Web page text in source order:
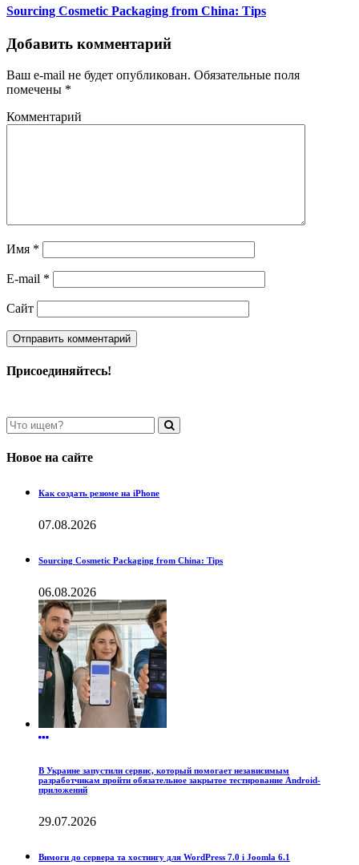
Sourcing Cosmetic Packaging from China: Tips
Добавить комментарий
Ваш e-mail не будет опубликован. Обязательные поля
помечены *
Комментарий
Имя *
E-mail *
Сайт
Присоединяйтесь!
Новое на сайте
Как создать резюме на iPhone
07.08.2026
Sourcing Cosmetic Packaging from China: Tips
06.08.2026
В Украине запустили сервис, который помогает независимым
разработчикам пройти обязательное закрытое тестирование Android-
приложений
29.07.2026
Вимоги до сервера та хостингу для WordPress 7.0 і Joomla 6.1